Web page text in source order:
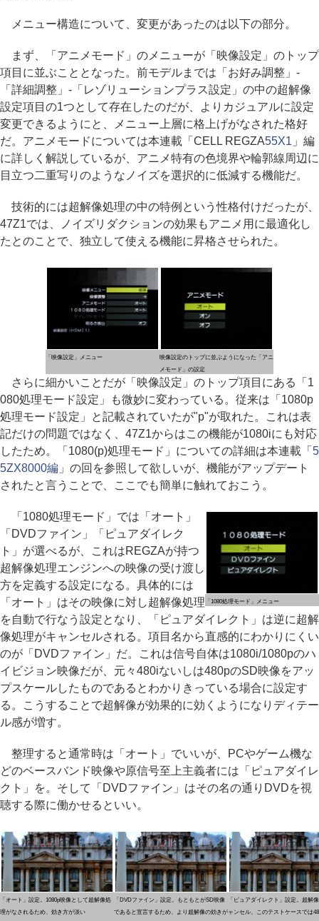
メニュー構造について、変更があったのは以下の部分。
まず、「アニメモード」のメニューが「映像設定」のトップ
項目に並ぶこととなった。前モデルまでは「お好み調整」-
「詳細調整」-「レゾリューションプラス設定」の中の超解像
設定項目の1つとして存在したのだが、よりカジュアルに設定
変更できるようにと、メニュー上層に格上げがなされた格好
だ。アニメモードについては本連載「CELL REGZA55X1 」編
に詳しく解説しているが、アニメ特有の色境界や輪郭線周辺に
目立つ二重写りのようなノイズを選択的に低減する機能だ。
技術的には超解像処理の中の特例という性格付けだったが、
47Z1では、ノイズリダクションの効果もアニメ用に最適化し
たとのことで、独立して使える機能に昇格させられた。
「映像設定」メニュー
映像設定のトップに並ぶようになった「アニ
メモード」の設定
さらに細かいことだが「映像設定」のトップ項目にある「1
080処理モード設定」も微妙に変わっている。従来は「1080p
処理モード設定」と記載されていたが"p"が取れた。これは表
記だけの問題ではなく、47Z1からはこの機能が1080iにも対応
したため。「1080(p)処理モード」についての詳細は本連載「 5
5ZX8000編」の回を参照して欲しいが、機能がアップデート
されたと言うことで、ここでも簡単に触れておこう。
「1080処理モード」メニュー
「1080処理モード」では「オート」
「DVDファイン」「ピュアダイレク
ト」が選べるが、これはREGZAが持つ
超解像処理エンジンへの映像の受け渡し
方を定義する設定になる。具体的には
「オート」はその映像に対し超解像処理
を自動で行なう設定となり、「ピュアダイレクト」は逆に超解
像処理がキャンセルされる。項目名から直感的にわかりにくい
のが「DVDファイン」だ。これは信号自体は1080i/1080pのハ
イビジョン映像だが、元々480iないしは480pのSD映像をアッ
プスケールしたものであるとわかりきっている場合に設定す
る。こうすることで超解像が効果的に効くようになりディテー
ル感が増す。
整理すると通常時は「オート」でいいが、PCやゲーム機な
どのベースバンド映像や原信号至上主義者には「ピュアダイレ
クト」を。そして「DVDファイン」はその名の通りDVDを視
聴する際に働かせるといい。
「オート」設定。1080p映像として超解像処
理がなされるため、効き方が淡い
「DVDファイン」設定。もともとがSD映像
であると宣言するため、より超解像の効きが
「ピュアダイレクト」設定。超解
ャンセル。このテストケースでは